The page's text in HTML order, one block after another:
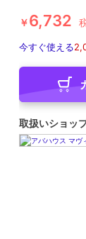
￥6,732
今すぐ使える
取扱いショッ